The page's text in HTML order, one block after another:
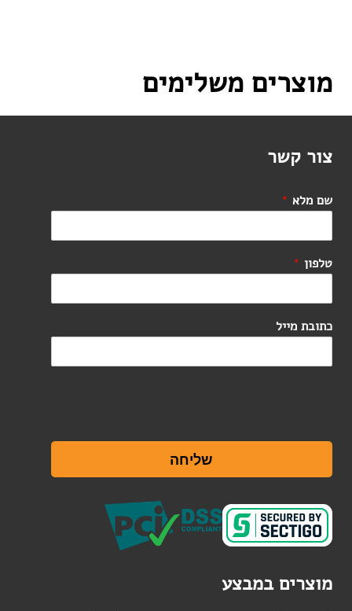
מוצרים משלימים
צור קשר
שם מלא *
טלפון *
כתובת מייל
שליחה
מוצרים במבצע